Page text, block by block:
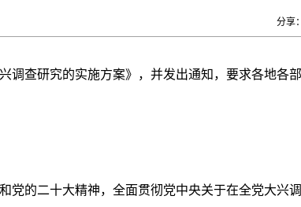
分享：
调查研究的实施方案》，并发出通知，要求各地各
的二十大精神，全面贯彻党中央关于在全党大兴调